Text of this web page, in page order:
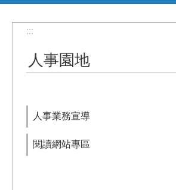
:::
人事園地
人事業務宣導
閱讀網站專區